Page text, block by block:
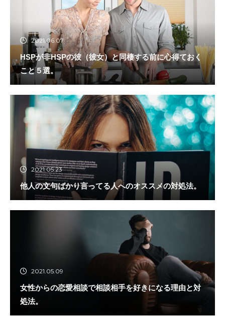
2021.06.07
HSPが非HSPの彼（彼女）と同棲する前に心得ておく
こと５選。
2021.05.23
他人の文句ばかり言ってる人へのオススメの対処法。
2021.05.09
女性からの恋愛相談で相談相手を好きになる理由と対
処法。